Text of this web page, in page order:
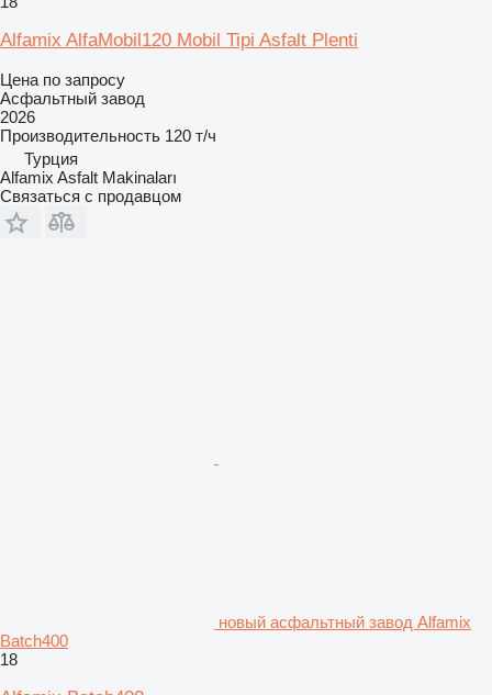
Alfamix AlfaMobil120 Mobil Tipi Asfalt Plenti
Цена по запросу
Асфальтный завод
2026
Производительность 120 т/ч
Турция
Alfamix Asfalt Makinaları
Связаться с продавцом
новый асфальтный завод Alfamix
Batch400
18